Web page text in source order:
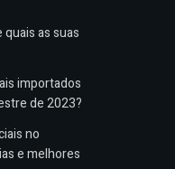
as suas
importados
de 2023?
no
e melhores